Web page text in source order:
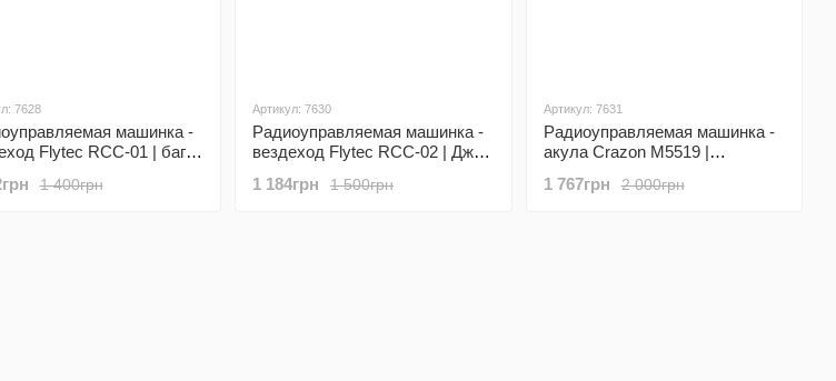
7628
машинка -
Flytec RCС-01 | багги
до 50 м
1 400грн
Артикул: 7630
Радиоуправляемая машинка -
вездеход Flytec RCС-02 | Джип
до 50 м
1 500грн
1 184грн
Артикул: 7631
Радиоуправляемая машинка -
акула Crazon M5519 |
внедорожник на пульте ДУ, до
2 000грн
1 767грн